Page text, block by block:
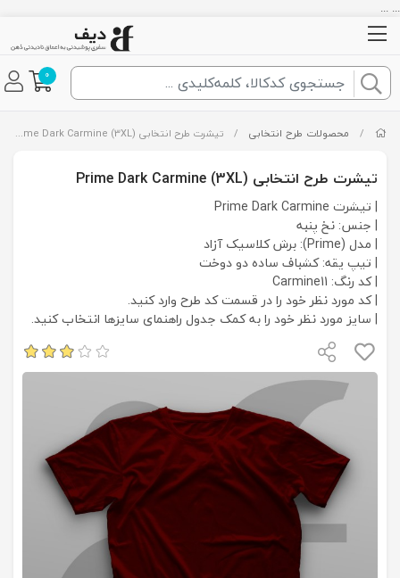
... ...
0
/ محصولات طرح انتخابی / تیشرت طرح انتخابی Prime Dark Carmine (3XL)
تیشرت طرح انتخابی Prime Dark Carmine (3XL)
| تیشرت Prime Dark Carmine
| جنس: نخ پنبه
| مدل (Prime): برش کلاسیک آزاد
| تیپ یقه: کشباف ساده دو دوخت
| کد رنگ: Carmine11
| کد مورد نظر خود را در قسمت کد طرح وارد کنید.
| سایز مورد نظر خود را به کمک جدول راهنمای سایزها انتخاب کنید.